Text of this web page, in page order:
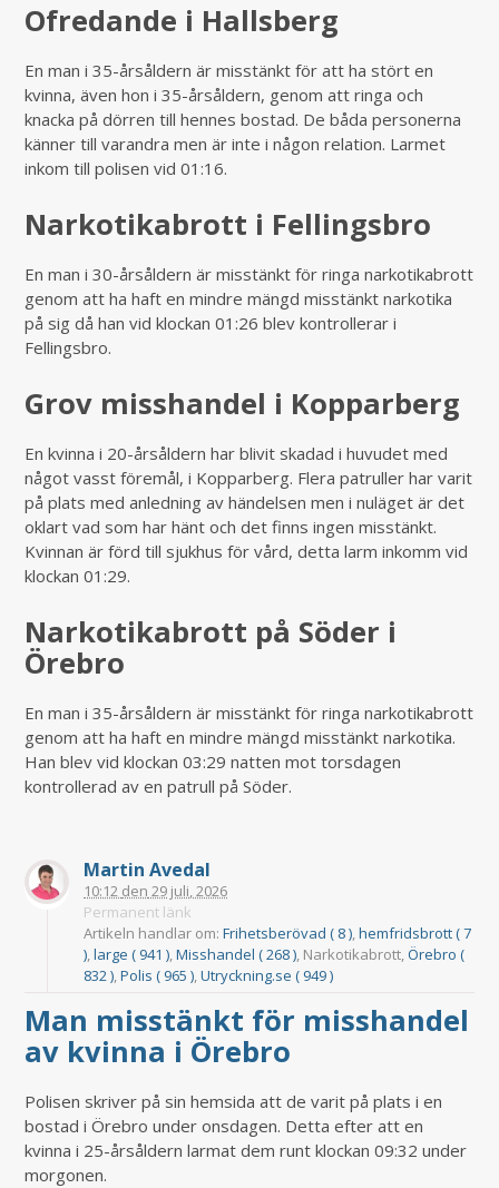
Ofredande i Hallsberg
En man i 35-årsåldern är misstänkt för att ha stört en
kvinna, även hon i 35-årsåldern, genom att ringa och
knacka på dörren till hennes bostad. De båda personerna
känner till varandra men är inte i någon relation. Larmet
inkom till polisen vid 01:16.
Narkotikabrott i Fellingsbro
En man i 30-årsåldern är misstänkt för ringa narkotikabrott
genom att ha haft en mindre mängd misstänkt narkotika
på sig då han vid klockan 01:26 blev kontrollerar i
Fellingsbro.
Grov misshandel i Kopparberg
En kvinna i 20-årsåldern har blivit skadad i huvudet med
något vasst föremål, i Kopparberg. Flera patruller har varit
på plats med anledning av händelsen men i nuläget är det
oklart vad som har hänt och det finns ingen misstänkt.
Kvinnan är förd till sjukhus för vård, detta larm inkomm vid
klockan 01:29.
Narkotikabrott på Söder i
Örebro
En man i 35-årsåldern är misstänkt för ringa narkotikabrott
genom att ha haft en mindre mängd misstänkt narkotika.
Han blev vid klockan 03:29 natten mot torsdagen
kontrollerad av en patrull på Söder.
Martin Avedal
10:12 den 29 juli, 2026
Permanent länk
Artikeln handlar om:Frihetsberövad ( 8 ),hemfridsbrott ( 7
),large ( 941 ),Misshandel ( 268 ), Narkotikabrott,Örebro (
832 ),Polis ( 965 ),Utryckning.se ( 949 )
Man misstänkt för misshandel
av kvinna i Örebro
Polisen skriver på sin hemsida att de varit på plats i en
bostad i Örebro under onsdagen. Detta efter att en
kvinna i 25-årsåldern larmat dem runt klockan 09:32 under
morgonen.